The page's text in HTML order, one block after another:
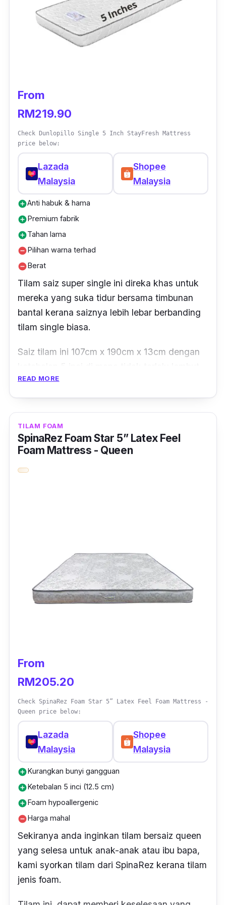
penggunaan.
Paling bagus, bahagian luar tilam single ini
Oleh sebab tilam ini agak nipis, kami sarankan
anda tidak baring terlalu lama bagi
From
RM219.90
Check Dunlopillo Single 5 Inch StayFresh Mattress
price below:
Lazada
Malaysia
Shopee
Malaysia
add_circleAnti habuk & hama
add_circlePremium fabrik
add_circleTahan lama
remove_circlePilihan warna terhad
remove_circleBerat
Tilam saiz super single ini direka khas untuk
mereka yang suka tidur bersama timbunan
bantal kerana saiznya lebih lebar berbanding
tilam single biasa.
Saiz tilam ini 107cm x 190cm x 13cm dengan
dan tidak terlalu keras.
lima tahun.
dan bawah tilam boleh digunakan, jadi anda
terbaik untuk badan anda.
Jika tilam ini digunakan oleh anak-anak yang
tidur bersama adik beradik, mereka tak akan
READ MORE
TILAM FOAM
SpinaRez Foam Star 5” Latex Feel
Foam Mattress - Queen
From
RM205.20
Check SpinaRez Foam Star 5” Latex Feel Foam Mattress -
Queen price below:
Lazada
Malaysia
Shopee
Malaysia
add_circleKurangkan bunyi gangguan
add_circleKetebalan 5 inci (12.5 cm)
add_circleFoam hypoallergenic
remove_circleHarga mahal
Sekiranya anda inginkan tilam bersaiz queen
yang selesa untuk anak-anak atau ibu bapa,
kami syorkan tilam dari SpinaRez kerana tilam
jenis foam.